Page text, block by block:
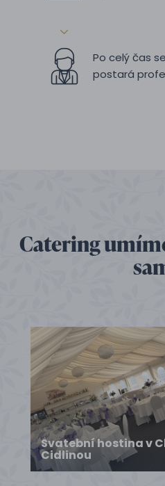
Po celý čas
postará
Catering
Svatební hostina v
Cidlinou